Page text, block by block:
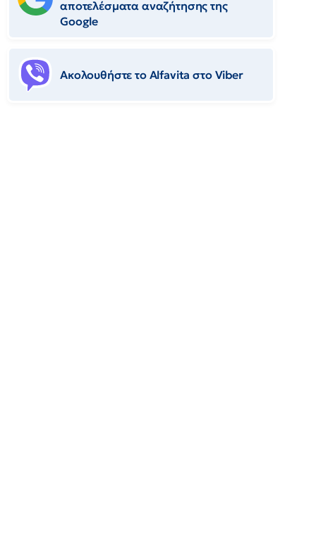
αποτελέσματα αναζήτησης της
Google
Ακολουθήστε το Αlfavita στο Viber